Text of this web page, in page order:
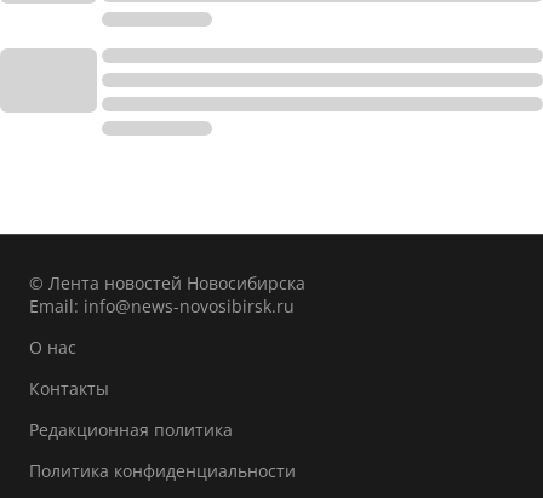
© Лента новостей Новосибирска
Email: info@news-novosibirsk.ru
О нас
Контакты
Редакционная политика
Политика конфиденциальности